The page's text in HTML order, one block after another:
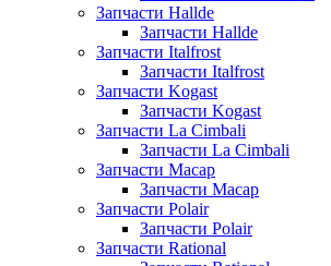
Запчасти Hallde
Запчасти Hallde
Запчасти Italfrost
Запчасти Italfrost
Запчасти Kogast
Запчасти Kogast
Запчасти La Cimbali
Запчасти La Cimbali
Запчасти Macap
Запчасти Macap
Запчасти Polair
Запчасти Polair
Запчасти Rational